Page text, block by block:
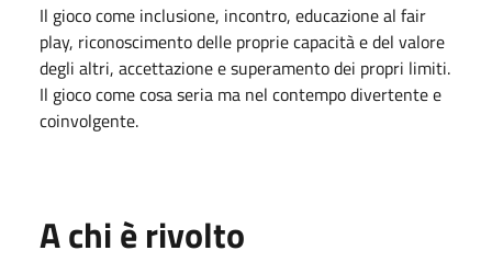
Il gioco come inclusione, incontro, educazione al fair
play, riconoscimento delle proprie capacità e del valore
degli altri, accettazione e superamento dei propri limiti.
Il gioco come cosa seria ma nel contempo divertente e
coinvolgente.
A chi è rivolto